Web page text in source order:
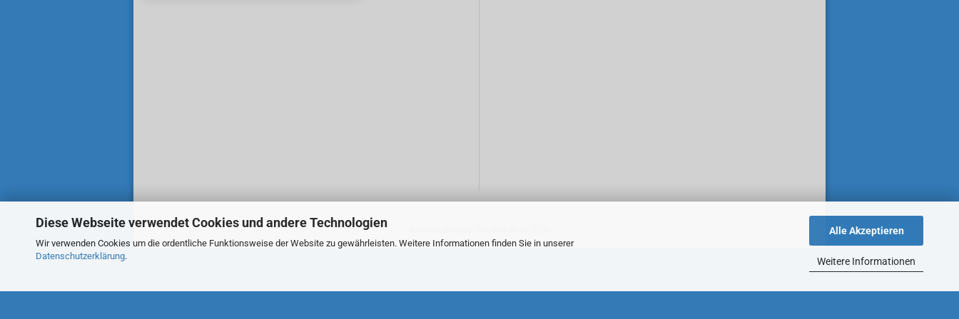
Diese Webseite verwendet Cookies und andere Technologien
Wir verwenden Cookies um die ordentliche Funktionsweise der Website zu gewährleisten. Weitere Informationen finden Sie in unserer
Datenschutzerklärung.
Alle Akzeptieren
Weitere Informationen